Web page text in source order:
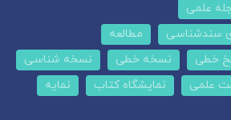
علمی
سندشناسی
مطالعه
خطی نسخه خطی
نسخه شناسی
علمی نمایشگاه کتاب
نمایه